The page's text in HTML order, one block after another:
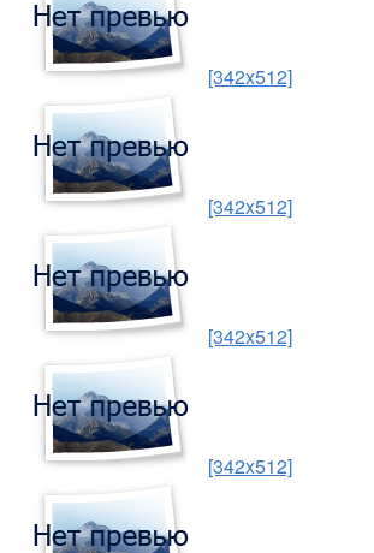
[342x512]
[342x512]
[342x512]
[342x512]